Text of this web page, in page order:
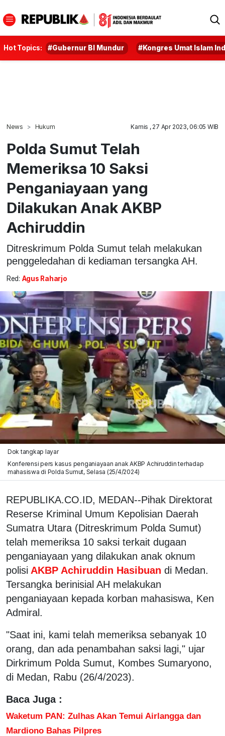
Hot Topics: #Gubernur BI Mundur #Kongres Umat Islam
News Hukum Kamis , 27 Apr 2023, 06:05 WIB
Polda Sumut Telah
Memeriksa 10 Saksi
Penganiayaan yang
Dilakukan Anak AKBP
Achiruddin
Ditreskrimum Polda Sumut telah melakukan
penggeledahan di kediaman tersangka AH.
Red: Agus Raharjo
Dok tangkap layar
Konferensi pers kasus penganiayaan anak AKBP Achiruddin terhadap
mahasiswa di Polda Sumut, Selasa (25/4/2024)
REPUBLIKA.CO.ID, MEDAN--Pihak Direktorat
Reserse Kriminal Umum Kepolisian Daerah
Sumatra Utara (Ditreskrimum Polda Sumut)
telah memeriksa 10 saksi terkait dugaan
penganiayaan yang dilakukan anak oknum
polisi AKBP Achiruddin Hasibuan di Medan.
Tersangka berinisial AH melakukan
penganiayaan kepada korban mahasiswa, Ken
Admiral.
"Saat ini, kami telah memeriksa sebanyak 10
orang, dan ada penambahan saksi lagi," ujar
Dirkrimum Polda Sumut, Kombes Sumaryono,
di Medan, Rabu (26/4/2023).
Baca Juga :
Waketum PAN: Zulhas Akan Temui Airlangga dan
Mardiono Bahas Pilpres